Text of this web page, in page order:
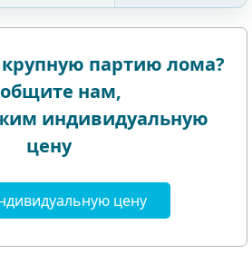
крупную партию лома?
нам,
индивидуальную
цену
цену